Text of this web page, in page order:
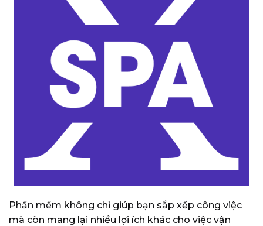
Phần mềm không chỉ giúp bạn sắp xếp công việc
mà còn mang lại nhiều lợi ích khác cho việc vận